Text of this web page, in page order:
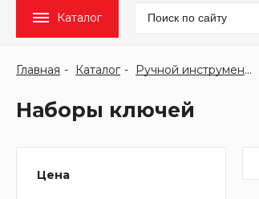
Каталог
Главная Каталог Ручной инструмент
Наборы ключей
Цена